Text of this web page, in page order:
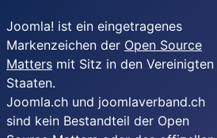
Joomla! ist ein eingetragenes
Markenzeichen der Open Source
Matters mit Sitz in den Vereinigten
Staaten.
Joomla.ch und joomlaverband.ch
sind kein Bestandteil der Open